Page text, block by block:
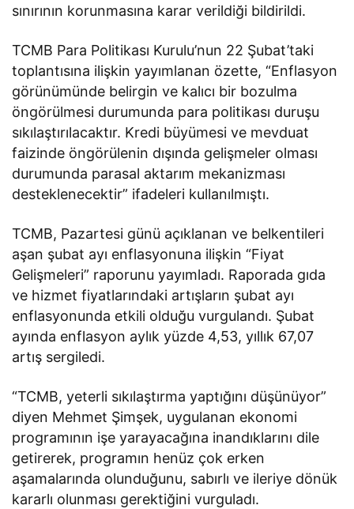
sınırının korunmasına karar verildiği bildirildi.
TCMB Para Politikası Kurulu’nun 22 Şubat’taki
toplantısına ilişkin yayımlanan özette, “Enflasyon
görünümünde belirgin ve kalıcı bir bozulma
öngörülmesi durumunda para politikası duruşu
sıkılaştırılacaktır. Kredi büyümesi ve mevduat
faizinde öngörülenin dışında gelişmeler olması
durumunda parasal aktarım mekanizması
desteklenecektir” ifadeleri kullanılmıştı.
TCMB, Pazartesi günü açıklanan ve belkentileri
aşan şubat ayı enflasyonuna ilişkin “Fiyat
Gelişmeleri” raporunu yayımladı. Raporada gıda
ve hizmet fiyatlarındaki artışların şubat ayı
enflasyonunda etkili olduğu vurgulandı. Şubat
ayında enflasyon aylık yüzde 4,53, yıllık 67,07
artış sergiledi.
“TCMB, yeterli sıkılaştırma yaptığını düşünüyor”
diyen Mehmet Şimşek, uygulanan ekonomi
programının işe yarayacağına inandıklarını dile
getirerek, programın henüz çok erken
aşamalarında olunduğunu, sabırlı ve ileriye dönük
kararlı olunması gerektiğini vurguladı.